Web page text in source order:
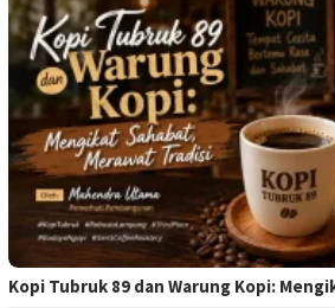
Kopi Tubruk 89 dan Warung Kopi: